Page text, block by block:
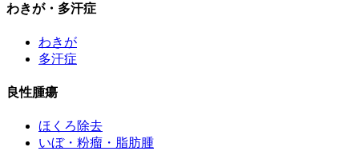
わきが・多汗症
わきが
多汗症
良性腫瘍
ほくろ除去
いぼ・粉瘤・脂肪腫